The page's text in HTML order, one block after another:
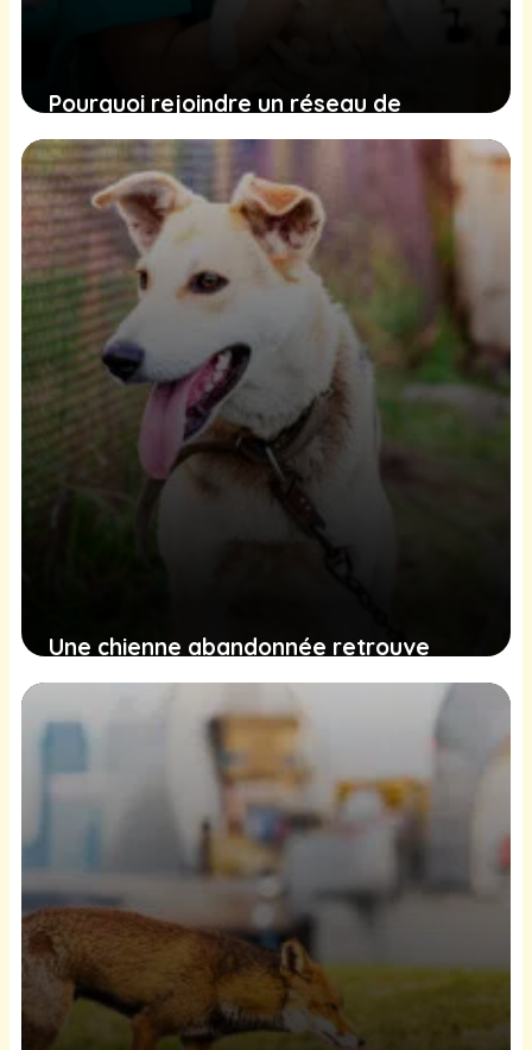
Pourquoi rejoindre un réseau de
clinique vétérinaire ?
4 octobre 2025
Une chienne abandonnée retrouve
espoir et affection dans un refuge
éloigné